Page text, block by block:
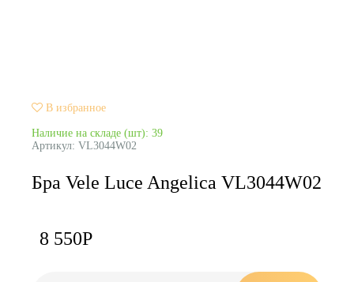
Наличие на складе (шт): 39
В избранное
Бра Vele Luce Angelica VL3044W02
8 550Р
Артикул: VL3044W02